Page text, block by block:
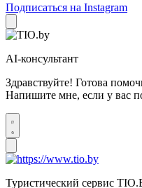
Подписаться на Instagram
AI-консультант
Здравствуйте! Готова
Напишите мне, если у вас
Туристический сервис